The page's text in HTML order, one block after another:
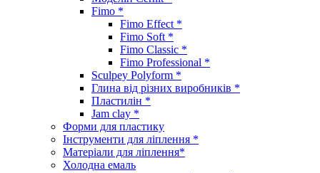
Fimo *
Fimo Effect *
Fimo Soft *
Fimo Classic *
Fimo Professional *
Sculpey Polyform *
Глина від різних виробників *
Пластилін *
Jam clay *
Форми для пластику
Інструменти для ліплення *
Матеріали для ліплення*
Холодна емаль